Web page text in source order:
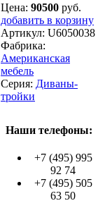
Цена: 90500 руб.
добавить в корзину
Артикул: U6050038
Фабрика:
Американская
мебель
Серия: Диваны-
тройки
Наши телефоны:
+7 (495) 995
92 74
+7 (495) 505
63 50